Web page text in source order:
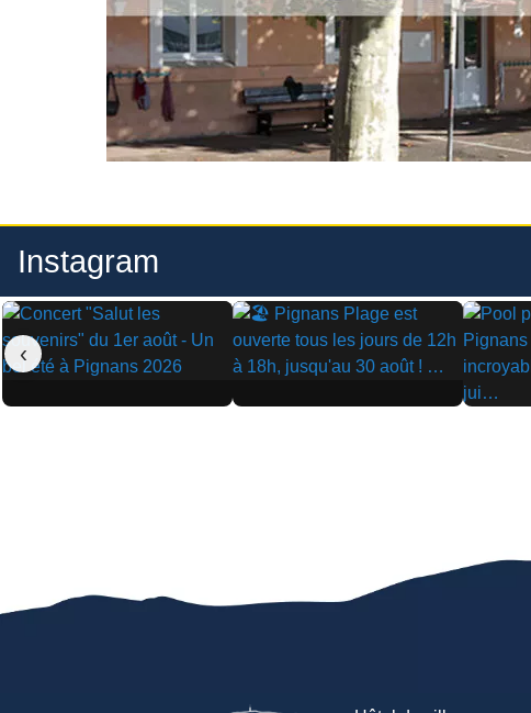
Instagram
▶ ▶
▶
‹